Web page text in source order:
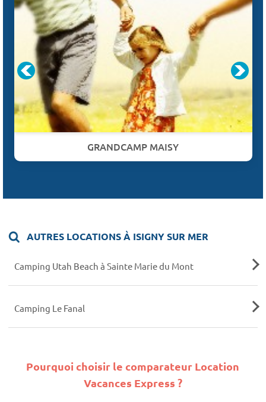
GRANDCAMP MAISY
AUTRES LOCATIONS À ISIGNY SUR MER
Camping Utah Beach à Sainte Marie du Mont
Camping Le Fanal
Pourquoi choisir le comparateur Location
Vacances Express ?